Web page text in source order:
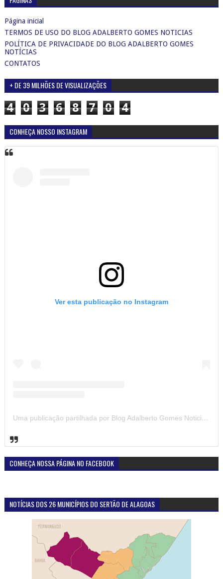
Página inicial
TERMOS DE USO DO BLOG ADALBERTO GOMES NOTICIAS
POLÍTICA DE PRIVACIDADE DO BLOG ADALBERTO GOMES
NOTÍCIAS
CONTATOS
+ DE 39 MILHÕES DE VISUALIZAÇÕES
4 0 3 6 8 7 0 4
CONHEÇA NOSSO INSTAGRAM
Ver esta publicação no Instagram
Uma publicação partilhada por Blog Adalberto Gomes Noticias (@blogadalbertogomesnoticiass)
CONHEÇA NOSSA PÁGINA NO FACEBOOK
NOTÍCIAS DOS 26 MUNICÍPIOS DO SERTÃO DE ALAGOAS